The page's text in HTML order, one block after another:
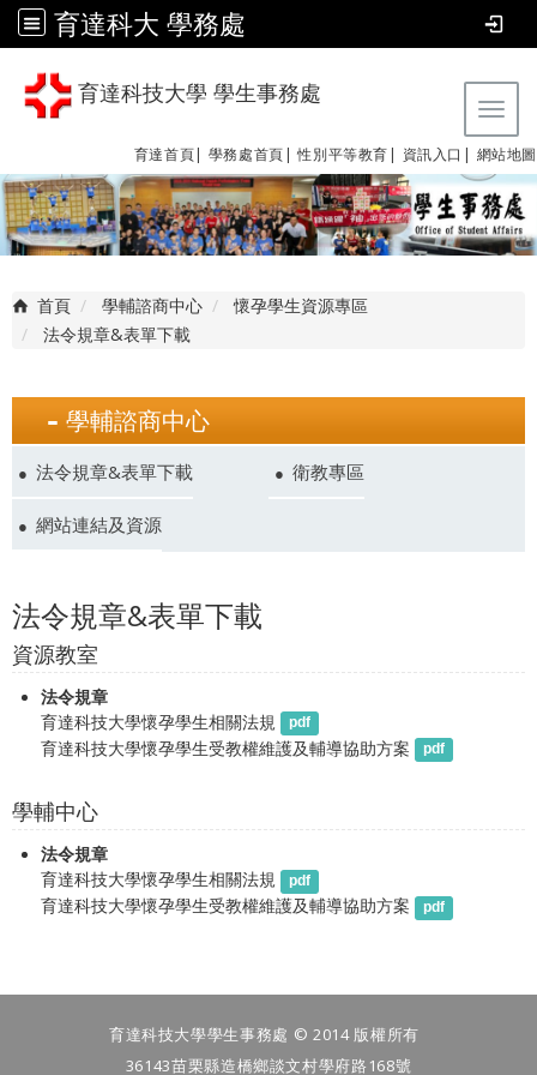
育達科大 學務處
育達科技大學 學生事務處
育達首頁| 學務處首頁| 性別平等教育 | 資訊入口| 網站地圖
首頁 學輔諮商中心
懷孕學生資源專區
法令規章&表單下載
學輔諮商中心
法令規章&表單下載 衛教專區
網站連結及資源
法令規章&表單下載
資源教室
法令規章
育達科技大學懷孕學生相關法規
pdf
育達科技大學懷孕學生受教權維護及輔導協助方案 pdf
學輔中心
法令規章
育達科技大學懷孕學生相關法規
pdf
育達科技大學懷孕學生受教權維護及輔導協助方案 pdf
育達科技大學學生事務處 © 2014 版權所有
36143苗栗縣造橋鄉談文村學府路168號